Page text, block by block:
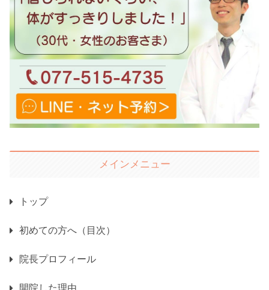
メインメニュー
トップ
初めての方へ（目次）
院長プロフィール
開院した理由